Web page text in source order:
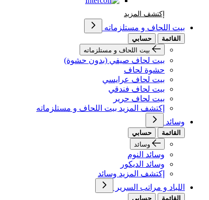
إكتشف المزيد
بيت اللحاف و مستلزماته
القائمة
حسابي
بيت اللحاف و مستلزماته
بيت لحاف صيفي (بدون حشوة)
حشوة لحاف
بيت لحاف عرايسي
بيت لحاف فندقي
بيت لحاف حرير
إكتشف المزيد بيت اللحاف و مستلزماته
وسائد
القائمة
حسابي
وسائد
وسائد النوم
وسائد الديكور
إكتشف المزيد وسائد
اللباد و مراتب السرير
القائمة
حسابي